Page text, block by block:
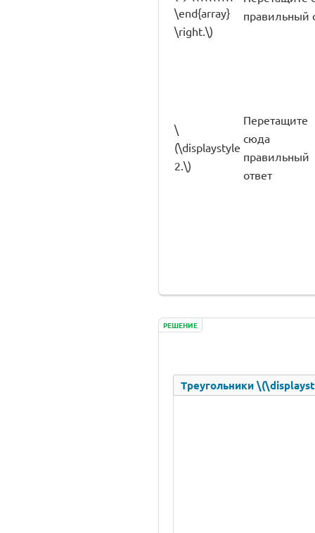
\end{array}
\right.\)
правильный
\
(\displaystyle
2.\)
Перетащите
сюда
правильный
ответ
РЕШЕНИЕ
Треугольники